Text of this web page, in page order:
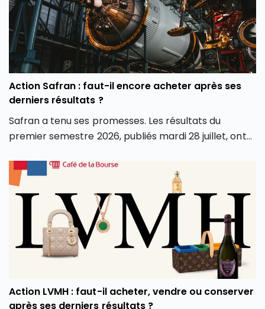
peut transformer votre façon d’investir en Bourse et
vous aider à mieux saisir les opportunités des
marchés.
Action Safran : faut-il encore acheter après ses
derniers résultats ?
Safran a tenu ses promesses. Les résultats du
premier semestre 2026, publiés mardi 28 juillet, ont
d’affaires, marge opérationnelle et surtout
génération de cash. Conséquence directe, le groupe
a relevé l’intégralité de ses objectifs pour l’année.
Alors que le groupe aéronautique et de défense
français est récompensé en Bourse pour ses bons
résultats du premier semestre 2026, faut-il en
profiter et investir en Bourse dans l’action Safran
(SAF) ? L’action Safran fait-elle partie des meilleures
actions PEA aujourd’hui ? Faut-il l’ajouter aux
meilleurs Compte-Titres Ordinaires ? Découvrez
Action LVMH : faut-il acheter, vendre ou conserver
après ses derniers résultats ?